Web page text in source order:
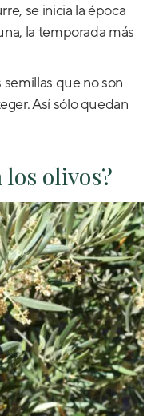
se inicia la época
la temporada más
que no son
Así sólo quedan
olivos?